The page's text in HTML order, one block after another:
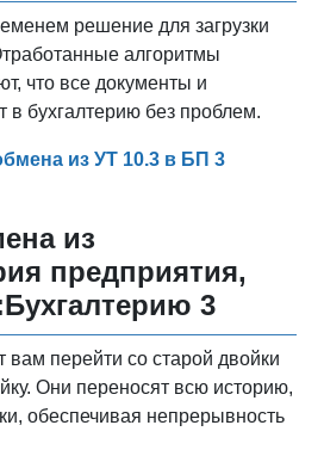
решение для загрузки
алгоритмы
что все документы и
в бухгалтерию без проблем.
из УТ 10.3 в БП 3
из
предприятия,
3
вам перейти со старой двойки
Они переносят всю историю,
обеспечивая непрерывность